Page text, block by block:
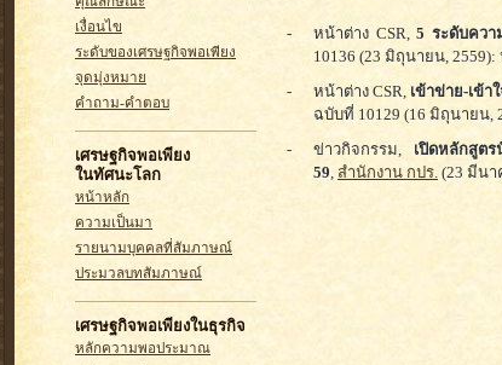
เงื่อนไข
ระดับของเศรษฐกิจพอเพียง
จุดมุ่งหมาย
คำถาม-คำตอบ
เศรษฐกิจพอเพียง
ในทัศนะโลก
หน้าหลัก
ความเป็นมา
รายนามบุคคลที่สัมภาษณ์
ประมวลบทสัมภาษณ์
เศรษฐกิจพอเพียงในธุรกิจ
หลักความพอประมาณ
- หน้าต่าง CSR,5 ระดับควา
10136 (23 มิถุนายน, 2559):
-
หน้าต่าง CSR, เข้าข่าย-เข้
ฉบับที่ 10129 (16 มิถุนายน,
-
ข่าวกิจกรรม, เปิดหลักสูต
59 สำนักงาน กปร. (23 มีนา